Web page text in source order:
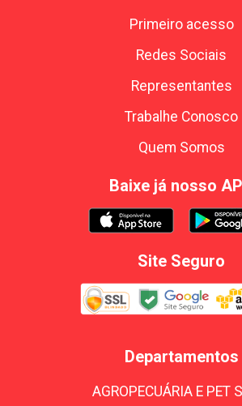
Primeiro acesso
Redes Sociais
Representantes
Trabalhe Conosco
Quem Somos
Baixe já nosso
Site Seguro
Departamentos
AGROPECUÁRIA E PET